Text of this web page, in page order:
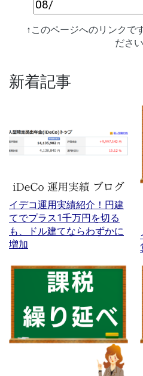
↑このページへのリンクで
ださい
新着記事
イデコ運用実績紹介！円建
てでプラス1千万円を切る
も、ドル建てならわずかに
増加